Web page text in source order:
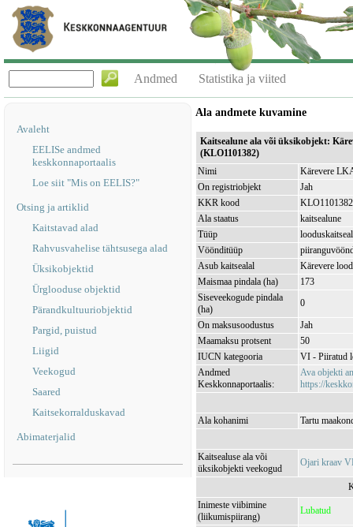
Andmed Statistika ja viited
Avaleht
EELISe andmed
keskkonnaportaalis
Loe siit "Mis on EELIS?"
Otsing ja artiklid
Kaitstavad alad
Rahvusvahelise tähtsusega alad
Üksikobjektid
Ürglooduse objektid
Pärandkultuuriobjektid
Pargid, puistud
Liigid
Veekogud
Saared
Kaitsekorralduskavad
Abimaterjalid
Ala andmete kuvamine
Kaitsealune ala või üksikobjekt:
(KLO1101382)
Nimi
Kärevere
On registriobjekt
Jah
KKR kood
KLO1101382
Ala staatus
kaitsealune
Tüüp
Vöönditüüp
Asub kaitsealal
Kärevere
Maismaa pindala (ha)
173
Siseveekogude pindala
(ha)
0
On maksusoodustus
Jah
Maamaksu protsent
50
IUCN kategooria
VI - Piiratud
Andmed
Keskkonnaportaalis:
Ava objekti
https://
Ala kohanimi Tartu
Kaitsealuse ala või
üksikobjekti veekogud
Ojari kraav
Inimeste viibimine
(liikumispiirang)
Lubatud